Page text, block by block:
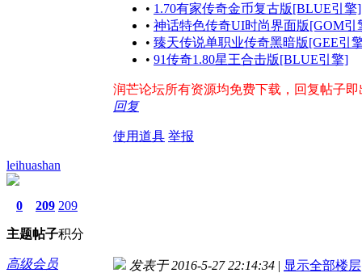
• 1.70有家传奇金币复古版[BLUE引擎]
• 神话特色传奇UI时尚界面版[GOM引
• 臻天传说单职业传奇黑暗版[GEE引
• 91传奇1.80星王合击版[BLUE引擎]
润芒论坛所有资源均免费下载，回复帖子即
回复
使用道具 举报
leihuashan
0
主题
209
帖子
209
积分
高级会员 发表于 2016-5-27 22:14:34 | 显示全部楼层